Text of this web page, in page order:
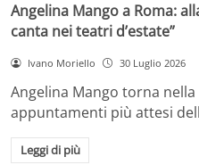
Angelina Mango a Roma:
canta nei teatri d’estate”
Ivano Moriello 30 Luglio 2026
Angelina Mango torna
appuntamenti più attesi
Leggi di più